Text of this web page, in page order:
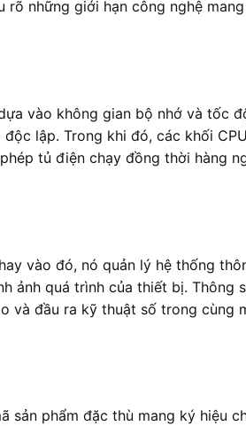
những giới hạn công nghệ
vào không gian bộ nhớ và tốc
lập. Trong khi đó, các khối
tủ điện chạy đồng thời hàng
vào đó, nó quản lý hệ thống
ảnh quá trình của thiết bị. Thông
và đầu ra kỹ thuật số trong cùng
sản phẩm đặc thù mang ký hiệu